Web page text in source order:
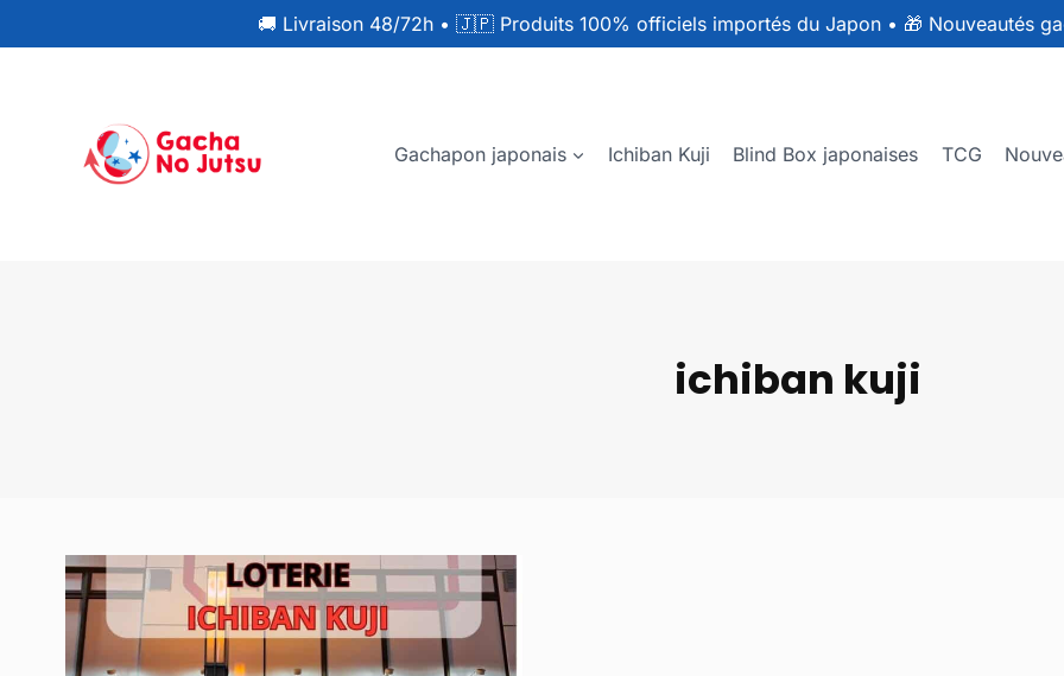
🚚 Livraison 48/72h • 🇯🇵 Produits 100% officiels importés du Japon • 🎁 Nouveautés
Gachapon japonais Ichiban Kuji Blind Box japonaises TCG
ichiban kuji